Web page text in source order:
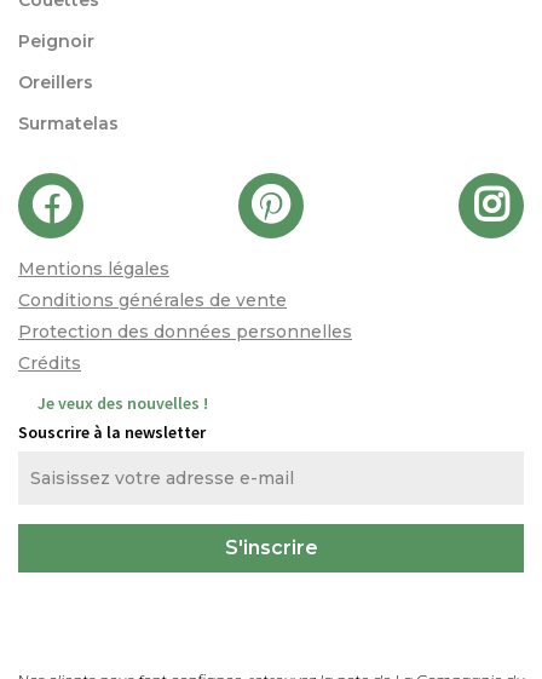
Peignoir
Oreillers
Surmatelas
Mentions légales
Conditions générales de vente
Protection des données personnelles
Crédits
Je veux des nouvelles !
Souscrire à la newsletter